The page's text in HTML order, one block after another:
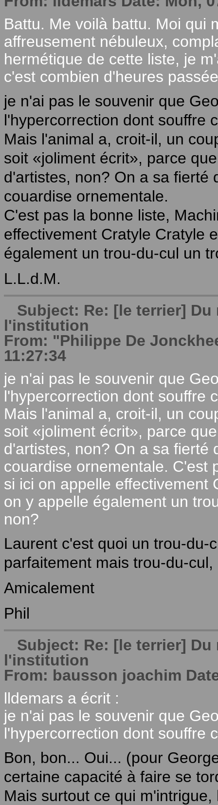
Battu. Me voilà battu. Moi qui
affreusement nébuleux,
hermétique de cette liste, je
c'est combien d'heures
je n'ai pas le souvenir que
l'hypercorrection dont souffre
Mais l'animal a, croit-il, un
soit «joliment écrit», parce
d'artistes, non? On a sa fierté
couardise ornementale.
C'est pas la bonne liste,
effectivement Cratyle Cratyle
également un trou-du-cul un
L.L.d.M.
Subject: Re: [le terrier]
l'institution
From: "Philippe De
11:27:34
je n'ai pas le souvenir que
l'hypercorrection dont souffre
Mais l'animal a, croit-il, un
soit «joliment écrit», parce
d'artistes, non? On a sa fierté
couardise ornementale. C'est
si ici on appelle effectivement
on y appelle également un
non?
Laurent c'est quoi un trou-du-
parfaitement mais trou-du-
Amicalement
Phil
Subject: Re: [le terrier]
l'institution
From: bausson joachim
lldemars a écrit :
je n'ai pas le souvenir que
l'hypercorrection dont souffre
Bon, bon... Oui... (pour
certaine capacité à faire se
Mais surtout ce qui